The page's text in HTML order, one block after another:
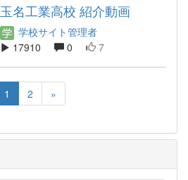
玉名工業高校 紹介動画
学校サイト管理者
17910
0 7
1 2 »